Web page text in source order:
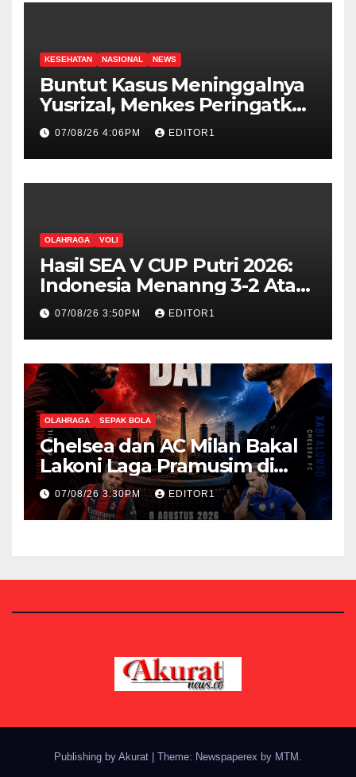
KESEHATAN NASIONAL NEWS
Buntut Kasus Meninggalnya
Yusrizal, Menkes Peringatkan
Nakes Harus Punya Empati
07/08/26 4:06PM EDITOR1
OLAHRAGA VOLI
Hasil SEA V CUP Putri 2026:
Indonesia Menanng 3-2 Atas
Vietnam
07/08/26 3:50PM EDITOR1
OLAHRAGA SEPAK BOLA
Chelsea dan AC Milan Bakal
Lakoni Laga Pramusim di
Stadion GBK Besok
07/08/26 3:30PM EDITOR1
Publishing by Akurat Theme: Newspaperex by MTM